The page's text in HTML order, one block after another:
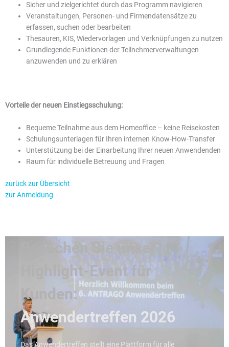
Sicher und zielgerichtet durch das Programm navigieren
Veranstaltungen, Personen- und Firmendatensätze zu
erfassen, suchen oder bearbeiten
Thesauren, KIS, Wiedervorlagen und Verknüpfungen zu nutzen
Grundlegende Funktionen der Teilnehmerverwaltungen
anzuwenden und zu erklären
Vorteile der neuen Einstiegsschulung:
Bequeme Teilnahme aus dem Homeoffice – keine Reisekosten
Schulungsunterlagen für Ihren internen Know-How-Transfer
Unterstützung bei der Einarbeitung Ihrer neuen Anwendenden
Raum für individuelle Betreuung und Fragen
zurück zur Übersicht
zur Anmeldung
Besuchen Sie unser
Highlight-Event für
Kunden:
Anwendertreffen 2026
Das Anwendertreffen stellt eine Plattform für alle